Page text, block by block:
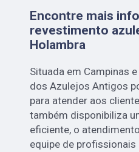
Encontre mais
revestimento
Holambra
Situada em Campinas
dos Azulejos Antigos
para atender aos
também disponibiliza
eficiente, o
equipe de